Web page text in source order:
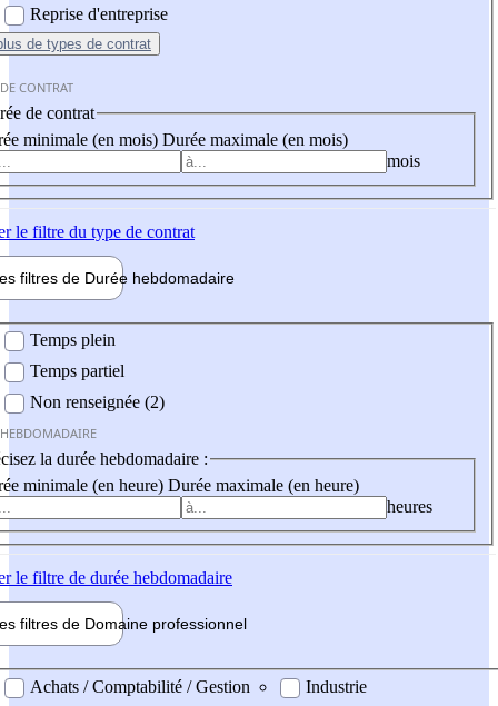
Reprise d'entreprise
de types de contrat
CONTRAT
de contrat
minimale (en mois) Durée maximale (en mois)
mois
le filtre du type de contrat
filtres de Durée hebdomadaire
Temps plein
Temps partiel
Non renseignée (2)
la durée hebdomadaire :
minimale (en heure) Durée maximale (en heure)
heures
le filtre de durée hebdomadaire
filtres de Domaine professionnel
professionel
Achats / Comptabilité / Gestion
Industrie